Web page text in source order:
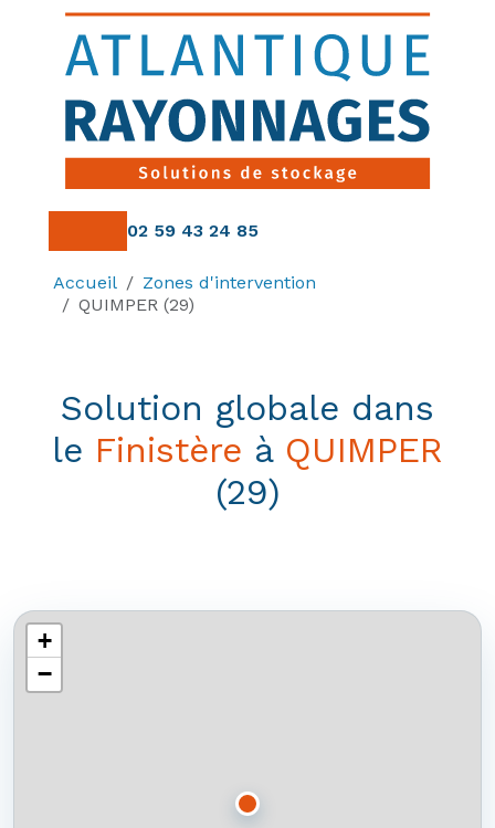
02 59 43 24 85
Accueil
Zones d'intervention
QUIMPER (29)
Solution globale dans
le Finistère à QUIMPER
(29)
+
−
Panneau de gestion des cookies